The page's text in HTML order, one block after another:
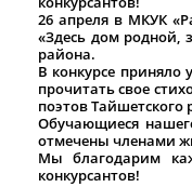
26 апреля в МКУК
«Здесь дом родной,
района.
В конкурсе приняло
прочитать свое
поэтов
Обучающиеся
отмечены членами
Мы благодарим
конкурсантов!